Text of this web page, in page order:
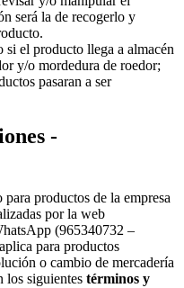
será la de recogerlo y
si el producto llega a almacén
y/o mordedura de roedor;
pasaran a ser
-
productos de la empresa
por la web
(965340732 –
para productos
o cambio de mercadería
los siguientes términos y